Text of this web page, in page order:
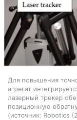
Для повышения
агрегат
лазерный трекер
позиционную
источник: Robotics